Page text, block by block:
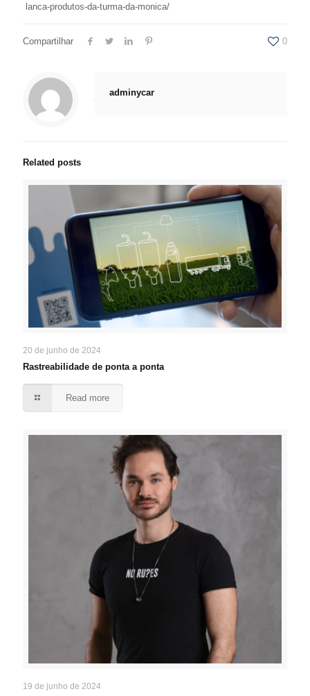
lanca-produtos-da-turma-da-monica/
Compartilhar 0
adminycar
Related posts
20 de junho de 2024
Rastreabilidade de ponta a ponta
Read more
19 de junho de 2024